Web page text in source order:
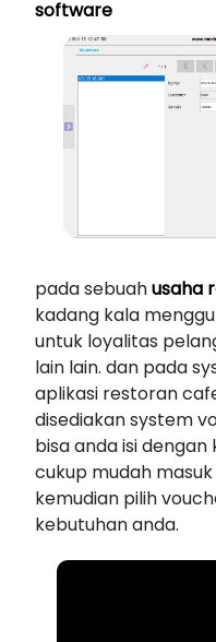
software
pada sebuahusaha
kadang kala
untuk loyalitas
lain lain. dan pada
aplikasi restoran
disediakan system
bisa anda isi
cukup mudah
kemudian pilih
kebutuhan anda.